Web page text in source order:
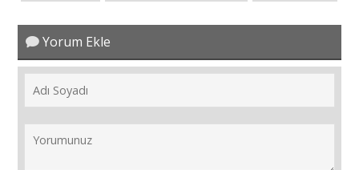
Yorum Ekle